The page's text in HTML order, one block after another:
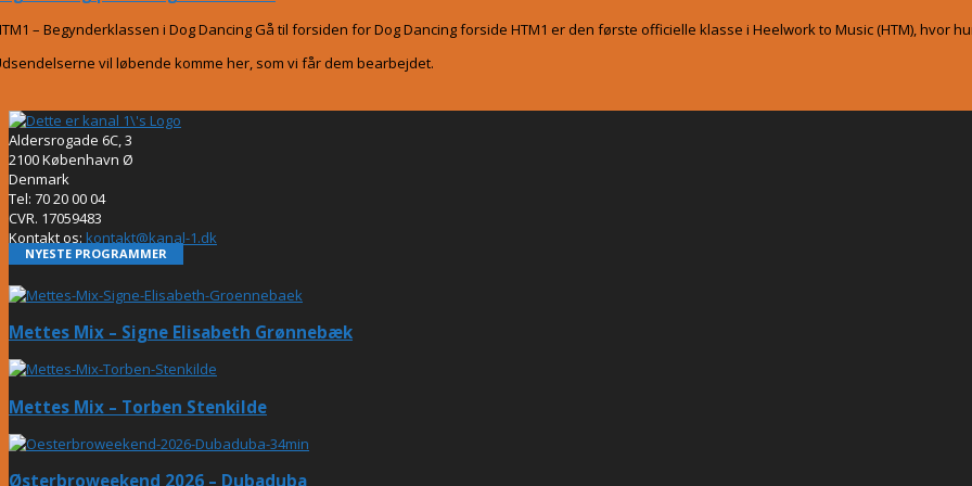
– Begynderklassen i Dog Dancing Gå til forsiden for Dog Dancing forside HTM1 er den første officielle klasse i Heelwork to Music (HTM), hvor
vil løbende komme her, som vi får dem bearbejdet.
Aldersrogade 6C, 3
2100 København Ø
Denmark
Tel: 70 20 00 04
CVR. 17059483
Kontakt os: kontakt@kanal-1.dk
NYESTE PROGRAMMER
Mettes Mix – Signe Elisabeth Grønnebæk
Mettes Mix – Torben Stenkilde
Østerbroweekend 2026 – Dubaduba